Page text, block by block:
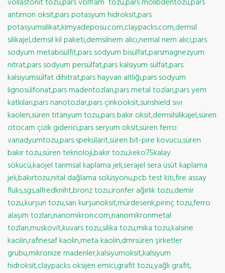
antimon oksit,pars potasyum hidroksit,pars
potasyumsilikat,kimyadeposu.com,claypacks.com,demsil
silikajel,demsil kil paketi,demsilnem alıcı,nemal nem alıcı,pars
sodyum metabisülfit,pars sodyum bisülfat,parsmagnezyum
nitrat,pars sodyum persülfat,pars kalsiyum sülfat,pars
kalsiyumsülfat dihitrat,pars hayvan altlığı,pars sodyum
lignosülfonat,pars madentozları,pars metal tozları,pars yem
katkıları,pars nanotozlar,pars çinkooksit,sunshield sıvı
kaolen,süren titanyum tozu,pars bakır oksit,demsilsilikajel,süren
otocam çizik giderici,pars seryum oksit,süren ferro
vanadyumtozu,pars spekülarit,süren bit-pire kovucu,süren
bakır tozu,süren teknoloji,bakır tozu,keko75kalay
sökücü,kaojel tarımsal kaplama jeli,serajel sera üsüt kaplama
jeli,bakırtozu,nital dağlama solüsyonu,pcb test kiti,fire assay
fluks,sgs,alfredkniht,bronz tozu,ironfer ağırlık tozu,demir
tozu,kurşun tozu,sarı kurşunoksit,mürdesenk,pirinç tozu,ferro
alaşım tozları,nanomikron.com,nanomikronmetal
tozları,muskovit,kuvars tozu,silika tozu,mika tozu,kalsine
kaolin,rafinesaf kaolin,meta kaolin,dmrsüren şirketler
grubu,mikronize madenler,kalsiyumoksit,kalsiyum
hidroksit,claypacks oksijen emici,grafit tozu,yağlı grafit,